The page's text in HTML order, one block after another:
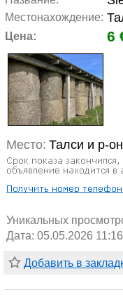
Местонахождение:
Цена: 6
Место: Талси и р-
Уникальных
Дата: 05.05.2026 11:16
Добавить в